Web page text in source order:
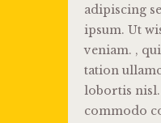
adipiscing
ipsum. Ut
veniam. ,
tation
lobortis nisl.
commodo